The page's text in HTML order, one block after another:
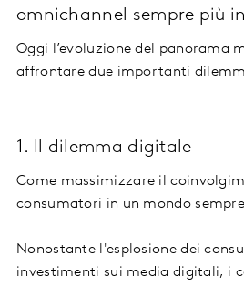
omnichannel sempre più
Oggi l’evoluzione del panorama
affrontare due importanti
1. Il dilemma digitale
Come massimizzare il
consumatori in un mondo
Nonostante l'esplosione dei
investimenti sui media digitali, i